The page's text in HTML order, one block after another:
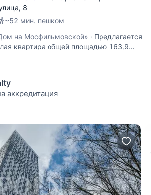
, 8
~52 мин. пешком
на Мосфильмовской» · Предлагается
квартира общей площадью 163,9
корпусе «А» ЖК «Дом на
Имеется авторский дизайн-проект!
окнами и
аккредитация